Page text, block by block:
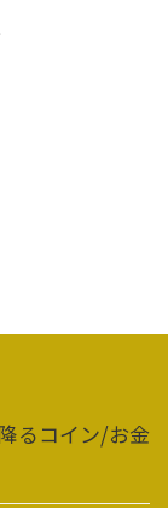
るコイン/お金